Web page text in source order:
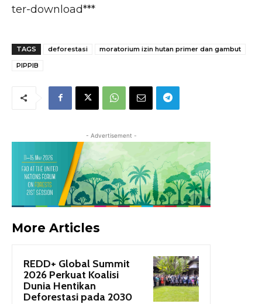
ter-download***
TAGS deforestasi
moratorium izin hutan primer dan gambut
PIPPIB
- Advertisement -
More Articles
REDD+ Global Summit
2026 Perkuat Koalisi
Dunia Hentikan
Deforestasi pada 2030